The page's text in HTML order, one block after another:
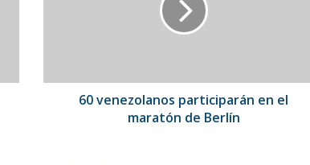
60 venezolanos participarán en el
maratón de Berlín